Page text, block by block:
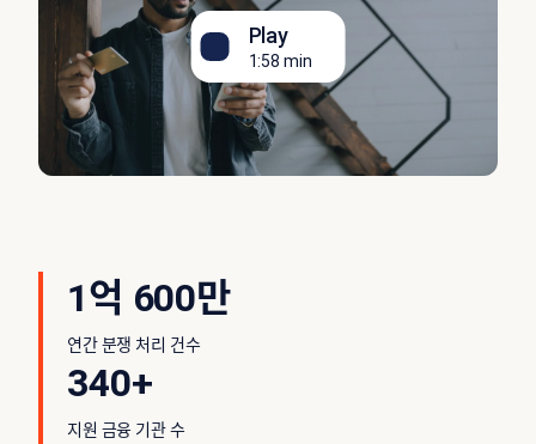
Play
1:58 min
1억 600만
연간 분쟁 처리 건수
340+
지원 금융 기관 수